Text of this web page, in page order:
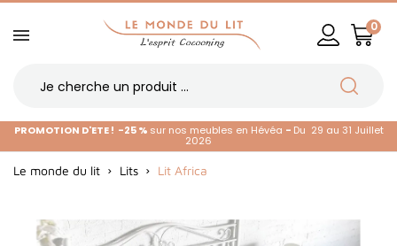
0
PROMOTION D'ETE ! -25 % sur nos meubles en Hévéa - Du 29 au 31 Juillet
2026
Le monde du lit Lits Lit Africa